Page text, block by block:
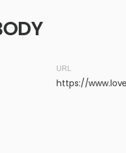
URL
https://